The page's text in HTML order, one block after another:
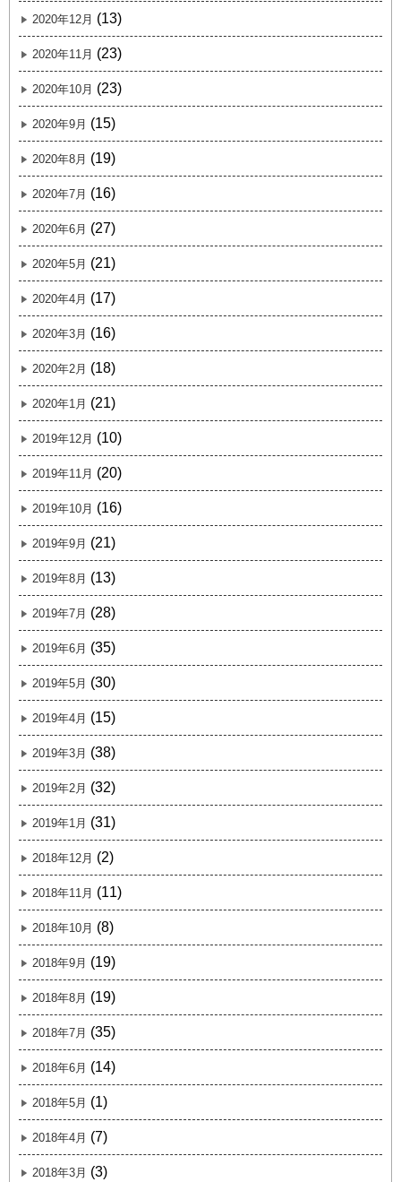
2020年12月 (13)
2020年11月 (23)
2020年10月 (23)
2020年9月 (15)
2020年8月 (19)
2020年7月 (16)
2020年6月 (27)
2020年5月 (21)
2020年4月 (17)
2020年3月 (16)
2020年2月 (18)
2020年1月 (21)
2019年12月 (10)
2019年11月 (20)
2019年10月 (16)
2019年9月 (21)
2019年8月 (13)
2019年7月 (28)
2019年6月 (35)
2019年5月 (30)
2019年4月 (15)
2019年3月 (38)
2019年2月 (32)
2019年1月 (31)
2018年12月 (2)
2018年11月 (11)
2018年10月 (8)
2018年9月 (19)
2018年8月 (19)
2018年7月 (35)
2018年6月 (14)
2018年5月 (1)
2018年4月 (7)
2018年3月 (3)